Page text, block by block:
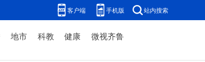
客户端 手机版 站内搜索
地市 科教 健康 微视齐鲁